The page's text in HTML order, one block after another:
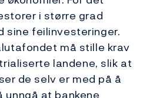
i større grad
sine feilinvesteringer.
må stille krav
landene, slik at
de selv er med på å